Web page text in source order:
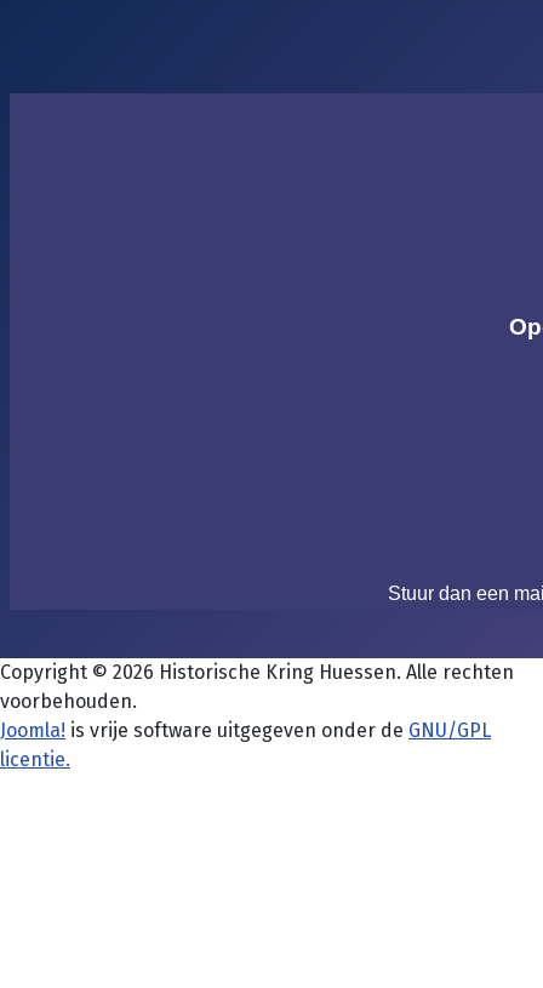
Stuur dan een
Copyright © 2026 Historische Kring Huessen. Alle rechten
voorbehouden.
Joomla! is vrije software uitgegeven onder de GNU/GPL
licentie.